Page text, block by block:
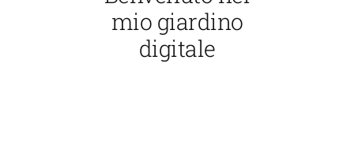
mio giardino
digitale